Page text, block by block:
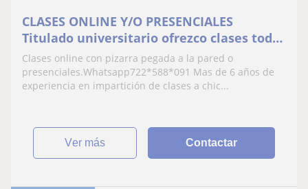
CLASES ONLINE Y/O PRESENCIALES
Titulado universitario ofrezco clases todos
los niveles
Clases online con pizarra pegada a la pared o
presenciales.Whatsapp722*588*091 Mas de 6 años de
experiencia en impartición de clases a chic...
ver más Contactar